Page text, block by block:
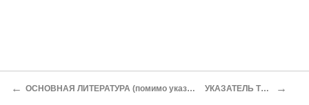
← ОСНОВНАЯ ЛИТЕРАТУРА (помимо указанной в примечаниях) УКАЗАТЕЛЬ ТЕРМИНОВ →